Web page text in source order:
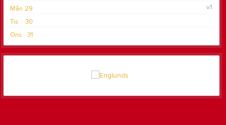
29
Mån
v.1
30
Tis
31
Ons